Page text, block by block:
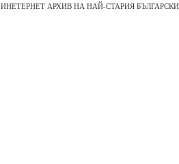
ИНЕТЕРНЕТ АРХИВ НА НАЙ-СТАРИЯ